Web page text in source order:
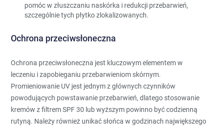
pomóc w złuszczaniu naskórka i redukcji przebarwień,
szczególnie tych płytko zlokalizowanych.
Ochrona przeciwsłoneczna
Ochrona przeciwsłoneczna jest kluczowym elementem w
leczeniu i zapobieganiu przebarwieniom skórnym.
Promieniowanie UV jest jednym z głównych czynników
powodujących powstawanie przebarwień, dlatego stosowanie
kremów z filtrem SPF 30 lub wyższym powinno być codzienną
rutyną. Należy również unikać słońca w godzinach największego